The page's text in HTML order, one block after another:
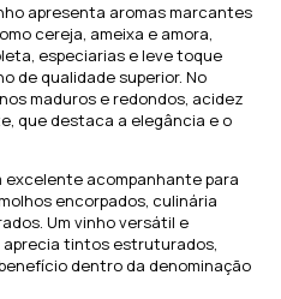
apresenta aromas marcantes
cereja, ameixa e amora,
especiarias e leve toque
de qualidade superior. No
maduros e redondos, acidez
que destaca a elegância e o
excelente acompanhante para
encorpados, culinária
Um vinho versátil e
aprecia tintos estruturados,
dentro da denominação